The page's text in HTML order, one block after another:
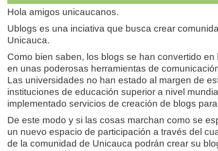
Hola amigos unicaucanos.
Ublogs es una inciativa que busca crear
Unicauca.
Como bien saben, los blogs se han convertido en
en unas poderosas herramientas de
Las universidades no han estado al margen de es
instituciones de educación superior a nivel
implementado servicios de creación de blogs
De este modo y si las cosas marchan como se
un nuevo espacio de participación a través del
de la comunidad de Unicauca podrán crear su